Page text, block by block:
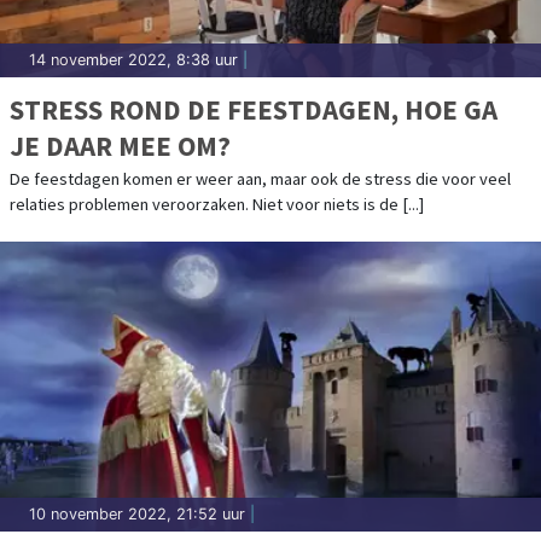
14 november 2022, 8:38 uur
STRESS ROND DE FEESTDAGEN, HOE GA
JE DAAR MEE OM?
De feestdagen komen er weer aan, maar ook de stress die voor veel
relaties problemen veroorzaken. Niet voor niets is de [...]
10 november 2022, 21:52 uur